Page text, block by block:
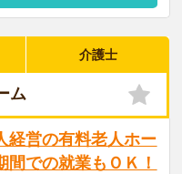
介護士
ム
経営の有料老人ホー
間での就業もＯＫ！